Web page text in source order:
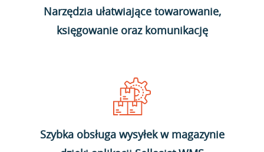
Narzędzia ułatwiające towarowanie,
księgowanie oraz komunikację
Szybka obsługa wysyłek w magazynie